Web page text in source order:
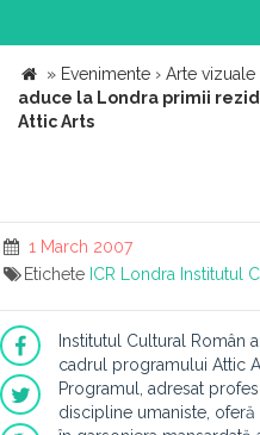
» Evenimente › Arte vizuale
aduce la Londra primii
Attic Arts
1 March 2007
Etichete ICR Londra Institutul
Institutul Cultural Român
cadrul programului Attic
Programul, adresat
discipline umaniste,